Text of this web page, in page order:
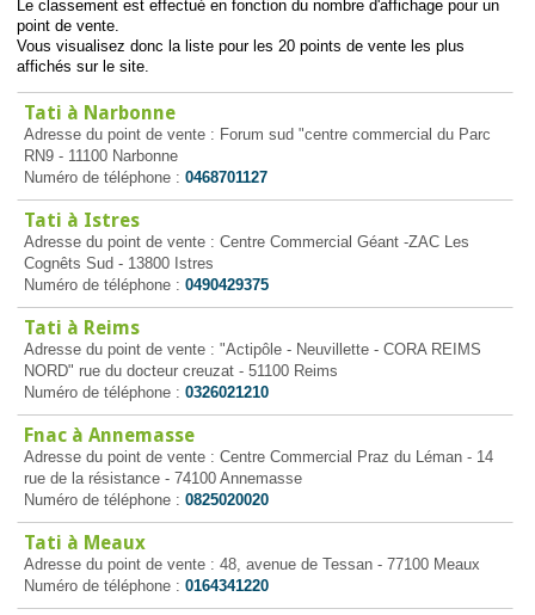
Le classement est effectué en fonction du nombre d'affichage pour un
point de vente.
Vous visualisez donc la liste pour les 20 points de vente les plus
affichés sur le site.
Tati à Narbonne
Adresse du point de vente : Forum sud "centre commercial du Parc
RN9 - 11100 Narbonne
Numéro de téléphone : 0468701127
Tati à Istres
Adresse du point de vente : Centre Commercial Géant -ZAC Les
Cognêts Sud - 13800 Istres
Numéro de téléphone : 0490429375
Tati à Reims
Adresse du point de vente : "Actipôle - Neuvillette - CORA REIMS
NORD" rue du docteur creuzat - 51100 Reims
Numéro de téléphone : 0326021210
Fnac à Annemasse
Adresse du point de vente : Centre Commercial Praz du Léman - 14
rue de la résistance - 74100 Annemasse
Numéro de téléphone : 0825020020
Tati à Meaux
Adresse du point de vente : 48, avenue de Tessan - 77100 Meaux
Numéro de téléphone : 0164341220